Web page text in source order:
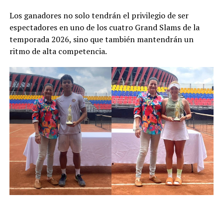
Los ganadores no solo tendrán el privilegio de ser
espectadores en uno de los cuatro Grand Slams de la
temporada 2026, sino que también mantendrán un
ritmo de alta competencia.